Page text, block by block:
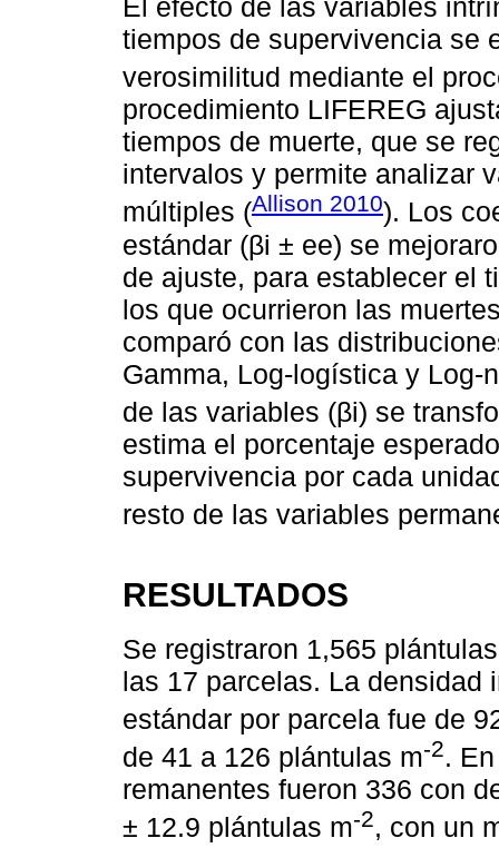
El efecto de las variables
tiempos de supervivencia se
verosimilitud mediante el
procedimiento LIFEREG
tiempos de muerte, que se
intervalos y permite analizar
múltiples (Allison 2010). Los
estándar (βi ± ee) se
de ajuste, para establecer el
los que ocurrieron las
comparó con las
Gamma, Log-logística y Log-
de las variables (βi) se
estima el porcentaje
supervivencia por cada
resto de las variables
RESULTADOS
Se registraron 1,565
las 17 parcelas. La densidad
estándar por parcela fue de
de 41 a 126 plántulas m-2.
remanentes fueron 336 con
± 12.9 plántulas m-2, con un